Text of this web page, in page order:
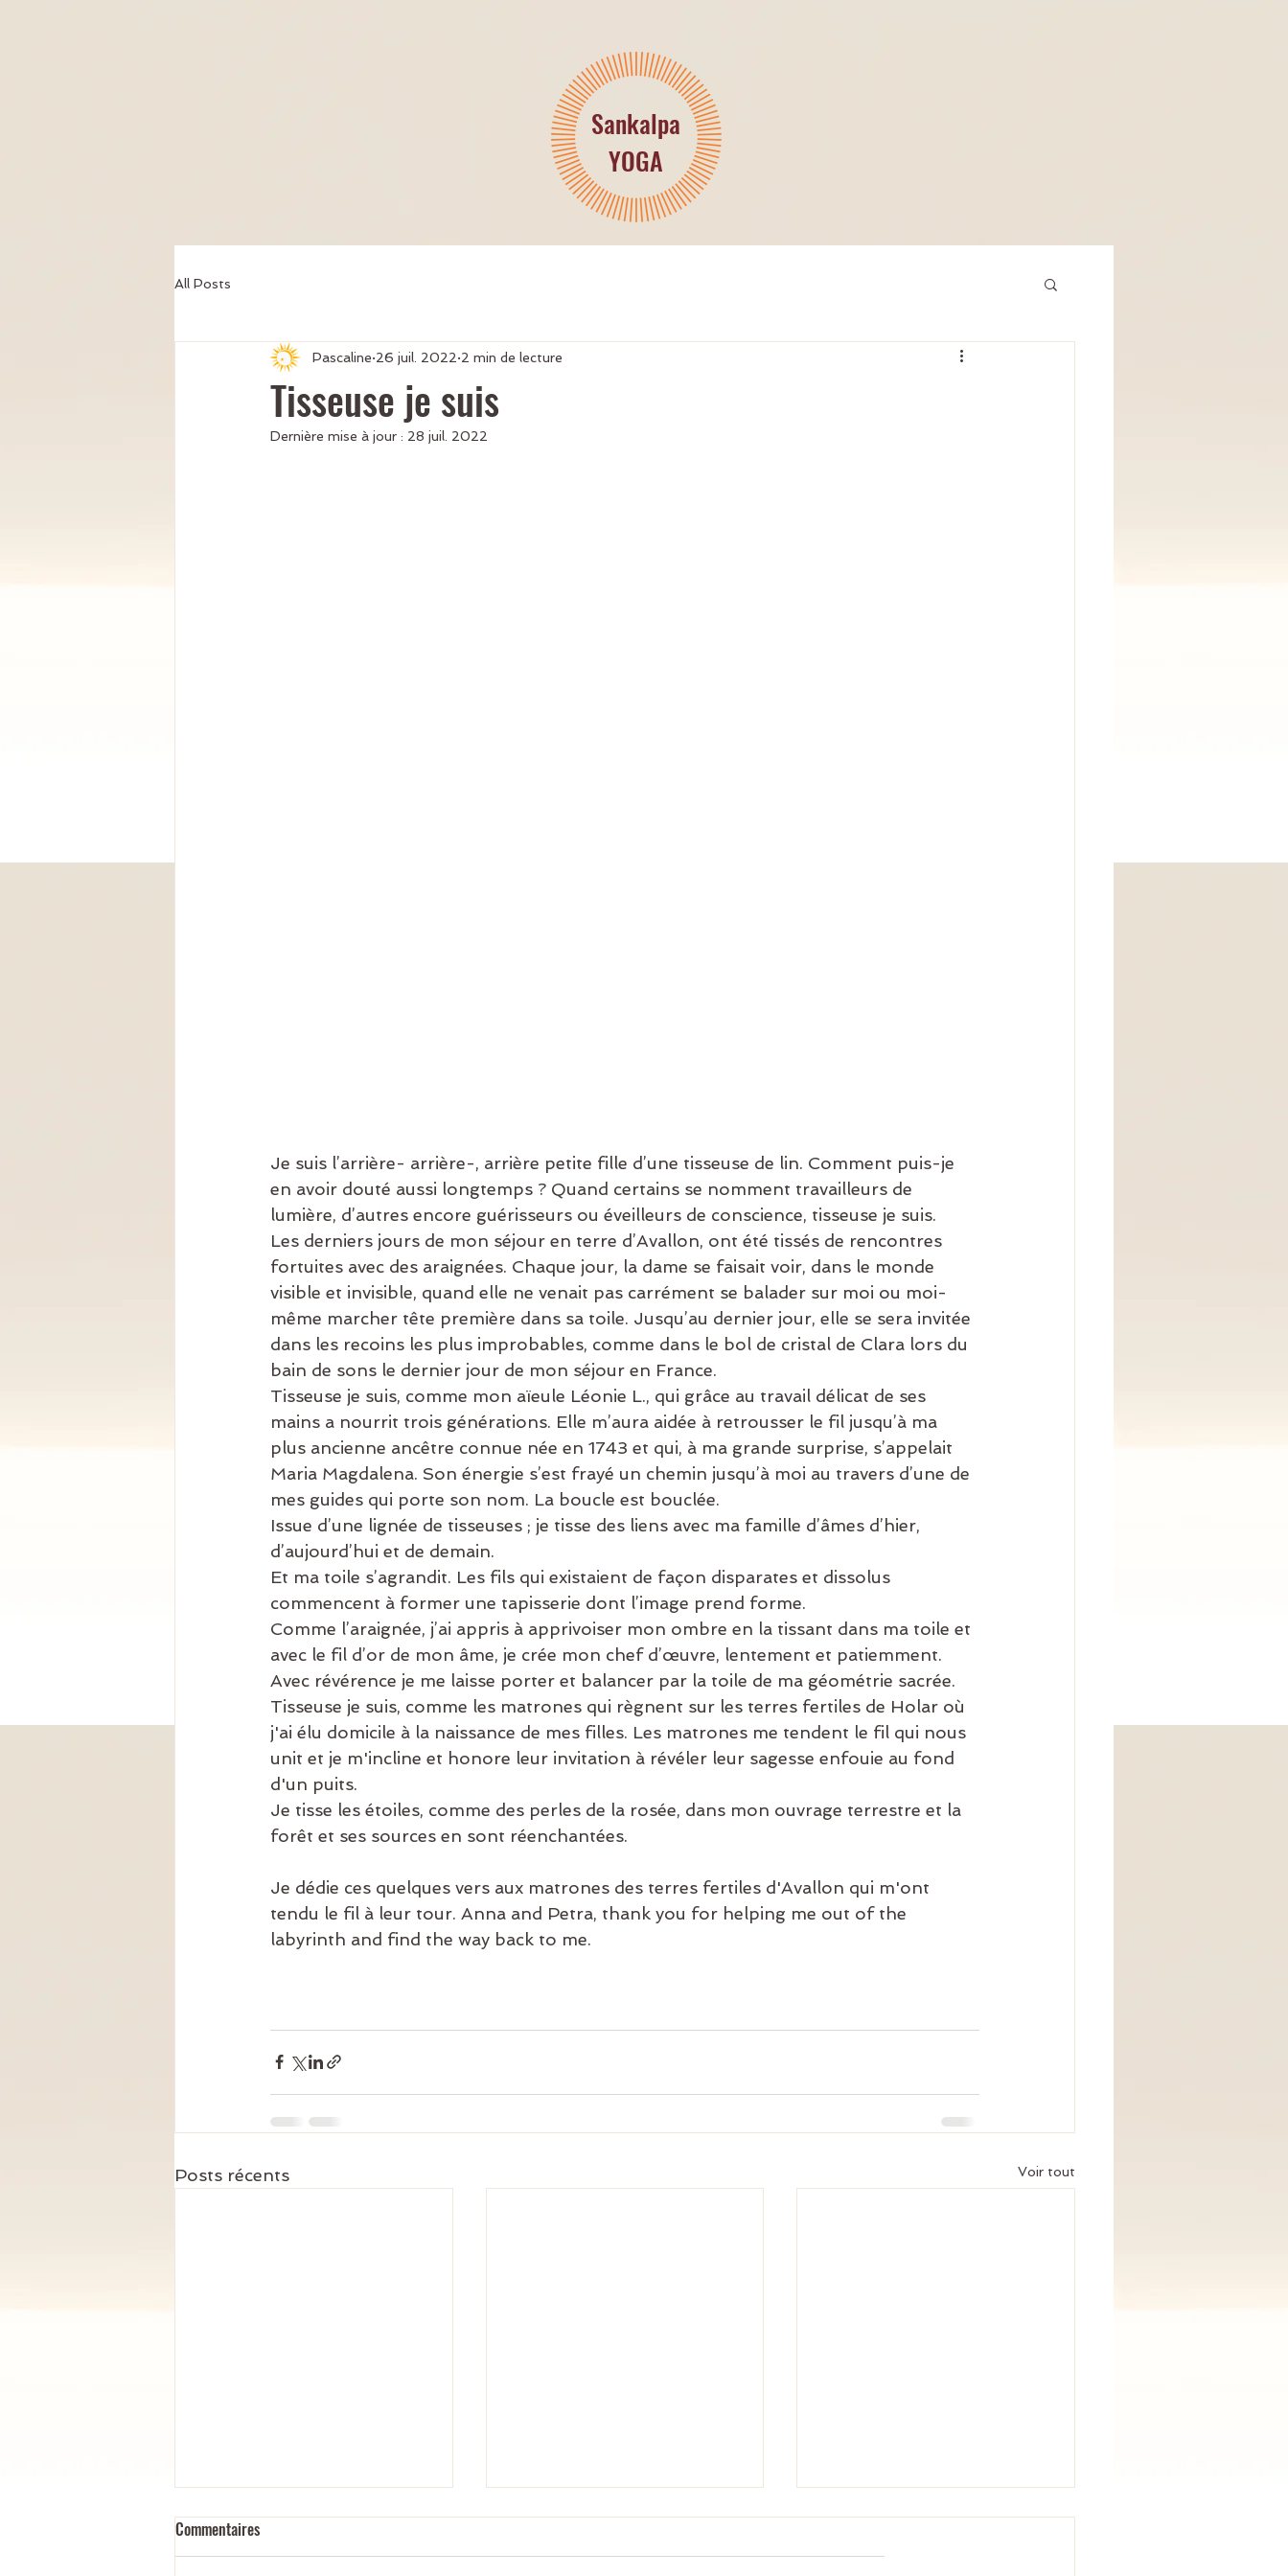
Sankalpa
YOGA
All Posts
Tisseuse je suis
Pascaline 26 juil. 2022 2 min de lecture
Dernière mise à jour : 28 juil. 2022
Je suis l’arrière- arrière-, arrière petite fille d’une tisseuse de lin. Comment puis-je
en avoir douté aussi longtemps ? Quand certains se nomment travailleurs de
lumière, d’autres encore guérisseurs ou éveilleurs de conscience, tisseuse je suis.
Les derniers jours de mon séjour en terre d’Avallon, ont été tissés de rencontres
fortuites avec des araignées. Chaque jour, la dame se faisait voir, dans le monde
visible et invisible, quand elle ne venait pas carrément se balader sur moi ou moi-
même marcher tête première dans sa toile. Jusqu’au dernier jour, elle se sera invitée
dans les recoins les plus improbables, comme dans le bol de cristal de Clara lors du
bain de sons le dernier jour de mon séjour en France.
Tisseuse je suis, comme mon aïeule Léonie L., qui grâce au travail délicat de ses
mains a nourrit trois générations. Elle m’aura aidée à retrousser le fil jusqu’à ma
plus ancienne ancêtre connue née en 1743 et qui, à ma grande surprise, s’appelait
Maria Magdalena. Son énergie s’est frayé un chemin jusqu’à moi au travers d’une de
mes guides qui porte son nom. La boucle est bouclée.
Issue d’une lignée de tisseuses ; je tisse des liens avec ma famille d’âmes d’hier,
d’aujourd’hui et de demain.
Et ma toile s’agrandit. Les fils qui existaient de façon disparates et dissolus
commencent à former une tapisserie dont l’image prend forme.
Comme l’araignée, j’ai appris à apprivoiser mon ombre en la tissant dans ma toile et
avec le fil d’or de mon âme, je crée mon chef d’œuvre, lentement et patiemment.
Avec révérence je me laisse porter et balancer par la toile de ma géométrie sacrée.
Tisseuse je suis, comme les matrones qui règnent sur les terres fertiles de Holar où
j'ai élu domicile à la naissance de mes filles. Les matrones me tendent le fil qui nous
unit et je m'incline et honore leur invitation à révéler leur sagesse enfouie au fond
d'un puits.
Je tisse les étoiles, comme des perles de la rosée, dans mon ouvrage terrestre et la
forêt et ses sources en sont réenchantées.
Je dédie ces quelques vers aux matrones des terres fertiles d'Avallon qui m'ont
tendu le fil à leur tour. Anna and Petra, thank you for helping me out of the
labyrinth and find the way back to me.
Posts récents Voir tout
Commentaires